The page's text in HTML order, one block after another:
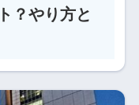
？やり方と